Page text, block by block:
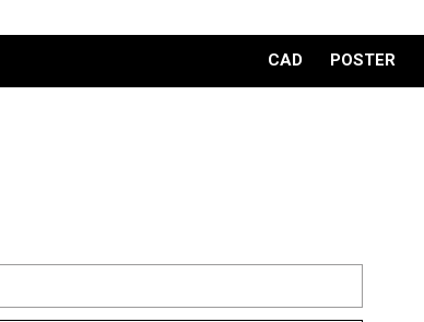
CAD POSTER